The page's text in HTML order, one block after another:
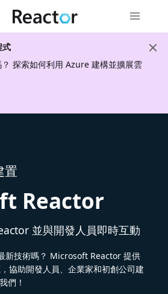
式
探索如何利用 Azure 建構並擴展雲
置
Reactor
並與開發人員即時互動
新技術嗎？ Microsoft Reactor 提供
協助開發人員、企業家和初創公司建
們！